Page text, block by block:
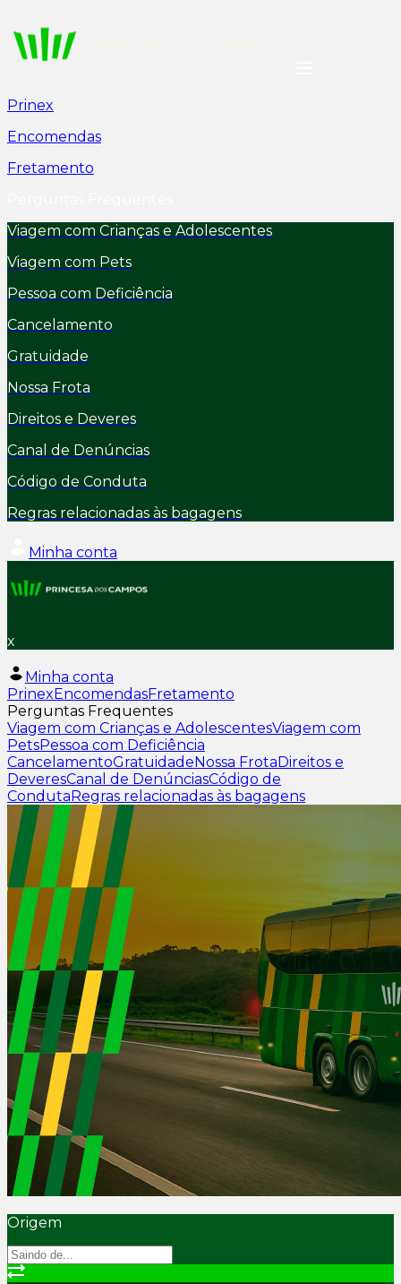
Prinex
Encomendas
Fretamento
Viagem com Crianças e Adolescentes
Viagem com Pets
Pessoa com Deficiência
Cancelamento
Gratuidade
Nossa Frota
Direitos e Deveres
Canal de Denúncias
Código de Conduta
Regras relacionadas às bagagens
Minha conta
x
Minha conta
PrinexEncomendasFretamento
Perguntas Frequentes
Viagem com Crianças e AdolescentesViagem com
PetsPessoa com Deficiência
CancelamentoGratuidadeNossa FrotaDireitos e
DeveresCanal de DenúnciasCódigo de
CondutaRegras relacionadas às bagagens
Origem